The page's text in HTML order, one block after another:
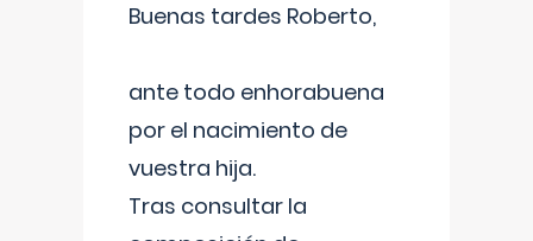
Buenas tardes Roberto,
ante todo enhorabuena
por el nacimiento de
vuestra hija.
Tras consultar la